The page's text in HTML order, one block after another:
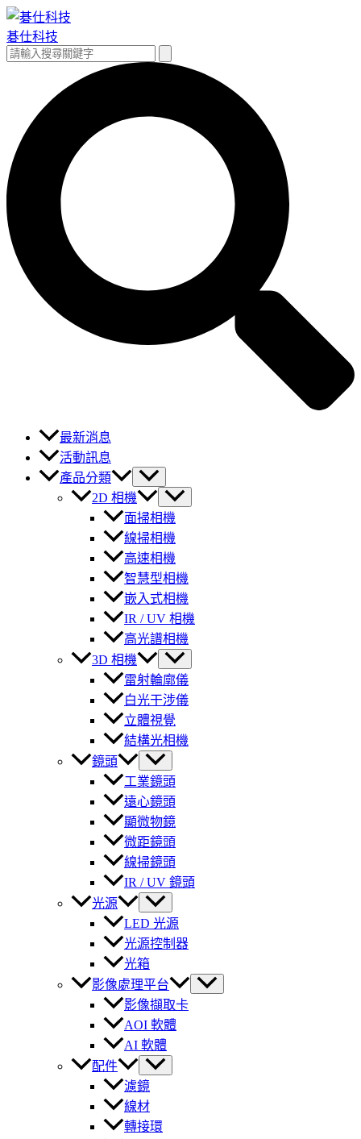
跳
至
主
碁仕科技
搜
最新消息
活動訊息
產品分類
2D 相機
面掃相機
線掃相機
高速相機
智慧型相機
嵌入式相機
IR / UV 相機
高光譜相機
3D 相機
雷射輪廓儀
白光干涉儀
立體視覺
結構光相機
鏡頭
工業鏡頭
遠心鏡頭
顯微物鏡
微距鏡頭
線掃鏡頭
IR / UV 鏡頭
光源
LED 光源
光源控制器
光箱
影像處理平台
影像擷取卡
AOI 軟體
AI 軟體
配件
濾鏡
線材
轉接環